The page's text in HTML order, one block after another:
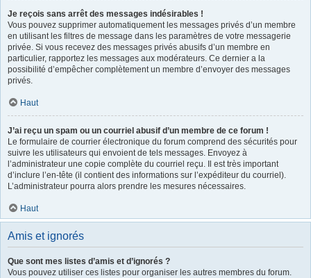
Je reçois sans arrêt des messages indésirables !
Vous pouvez supprimer automatiquement les messages privés d’un membre
en utilisant les filtres de message dans les paramètres de votre messagerie
privée. Si vous recevez des messages privés abusifs d’un membre en
particulier, rapportez les messages aux modérateurs. Ce dernier a la
possibilité d’empêcher complètement un membre d’envoyer des messages
privés.
Haut
J’ai reçu un spam ou un courriel abusif d’un membre de ce forum !
Le formulaire de courrier électronique du forum comprend des sécurités pour
suivre les utilisateurs qui envoient de tels messages. Envoyez à
l’administrateur une copie complète du courriel reçu. Il est très important
d’inclure l’en-tête (il contient des informations sur l’expéditeur du courriel).
L’administrateur pourra alors prendre les mesures nécessaires.
Haut
Amis et ignorés
Que sont mes listes d’amis et d’ignorés ?
Vous pouvez utiliser ces listes pour organiser les autres membres du forum.